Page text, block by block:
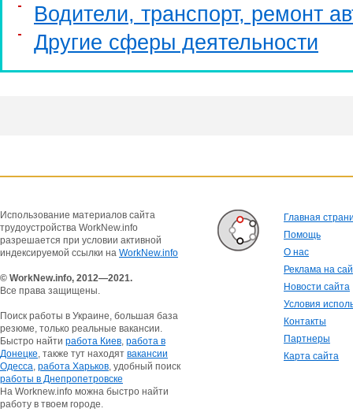
Водители, транспорт, ремонт
Другие сферы деятельности
Использование материалов сайта
трудоустройства WorkNew.info
разрешается при условии активной
индексируемой ссылки на WorkNew.info
© WorkNew.info, 2012—2021.
Все права защищены.
Поиск работы в Украине, большая база
резюме, только реальные вакансии.
Быстро найти работа Киев, работа в
Донецке, также тут находят вакансии
Одесса, работа Харьков, удобный поиск
работы в Днепропетровске
На Worknew.info можна быстро найти
работу в твоем городе.
Главная
Помощь
О нас
Реклама на
Новости сайта
Условия
Контакты
Партнеры
Карта сайта